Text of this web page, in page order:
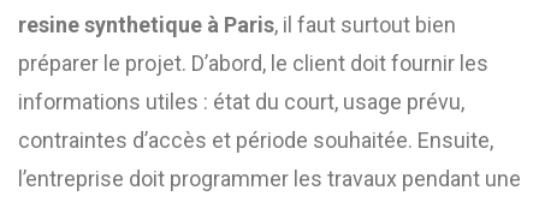
resine synthetique à Paris, il faut surtout bien
préparer le projet. D’abord, le client doit fournir les
informations utiles : état du court, usage prévu,
contraintes d’accès et période souhaitée. Ensuite,
l’entreprise doit programmer les travaux pendant une